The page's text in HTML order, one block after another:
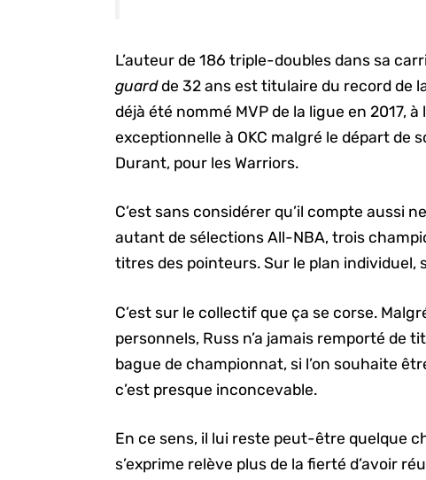
L’auteur de 186 triple-doubles dans sa
guardde 32 ans est titulaire du record de
déjà été nommé MVP de la ligue en 2017,
exceptionnelle à OKC malgré le départ de
Durant, pour les Warriors.
C’est sans considérer qu’il compte aussi
autant de sélections All-NBA, trois
titres des pointeurs. Sur le plan individuel,
C’est sur le collectif que ça se corse.
personnels, Russ n’a jamais remporté de
bague de championnat, si l’on souhaite
c’est presque inconcevable.
En ce sens, il lui reste peut-être quelque
s’exprime relève plus de la fierté d’avoir